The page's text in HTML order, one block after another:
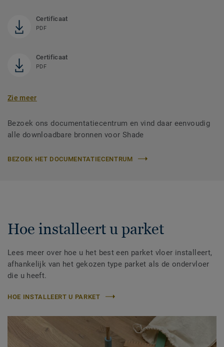
Certificaat
PDF
Certificaat
PDF
Zie meer
Bezoek ons documentatiecentrum en vind daar eenvoudig
alle downloadbare bronnen voor Shade
BEZOEK HET DOCUMENTATIECENTRUM
Hoe installeert u parket
Lees meer over hoe u het best een parket vloer installeert,
afhankelijk van het gekozen type parket als de ondervloer
die u heeft.
HOE INSTALLEERT U PARKET